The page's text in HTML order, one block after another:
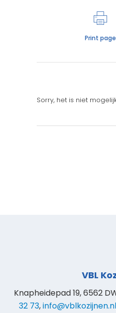
Print page
Sorry, het is niet
VBL
Knapheidepad 19, 6562
32 73,info@vblkozijnen.nl